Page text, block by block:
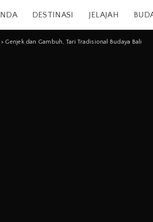
DESTINASI JELAJAH
> Genjek dan Gambuh, Tari Tradisional Budaya Bali